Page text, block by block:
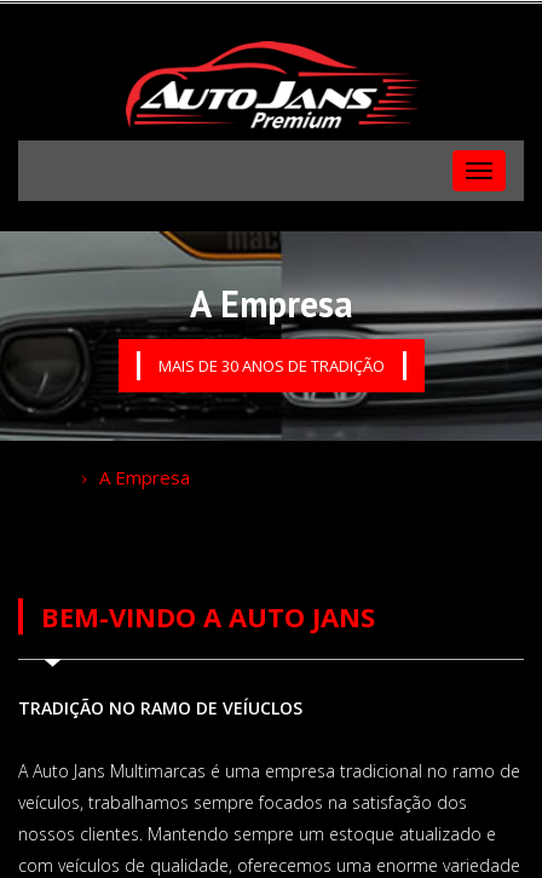
Menu
A Empresa
MAIS DE 30 ANOS DE TRADIÇÃO
A Empresa
BEM-VINDO A AUTO JANS
TRADIÇÃO NO RAMO DE VEÍUCLOS
A Auto Jans Multimarcas é uma empresa tradicional no ramo de
veículos, trabalhamos sempre focados na satisfação dos
nossos clientes. Mantendo sempre um estoque atualizado e
com veículos de qualidade, oferecemos uma enorme variedade